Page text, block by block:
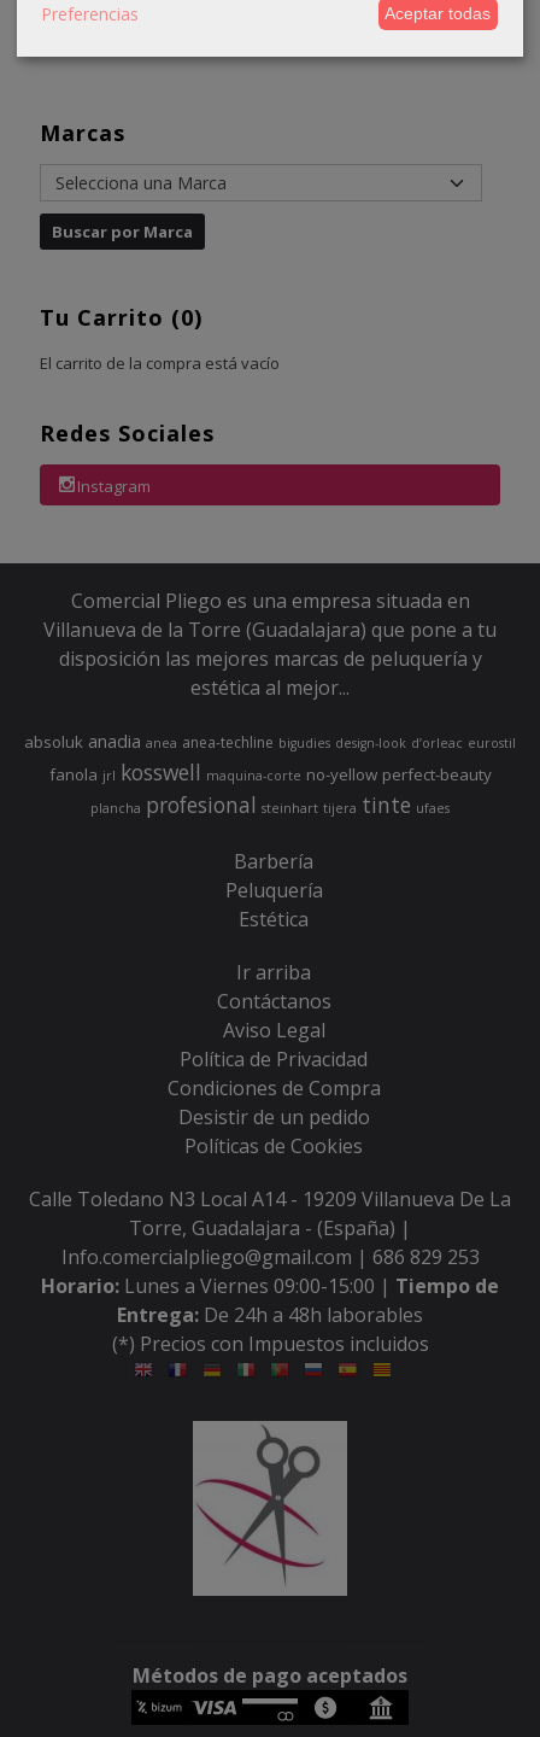
Marcas
Tu Carrito (0)
El carrito de la compra está vacío
Redes Sociales
Instagram
Comercial Pliego es una empresa situada en
Villanueva de la Torre (Guadalajara) que pone a tu
disposición las mejores marcas de peluquería y
estética al mejor...
absoluk anadia anea anea-techline bigudies design-look d’orleac eurostil
fanola jrl kosswell maquina-corte no-yellow perfect-beauty
plancha profesional steinhart tijera tinte ufaes
Barbería
Peluquería
Estética
Ir arriba
Contáctanos
Aviso Legal
Política de Privacidad
Condiciones de Compra
Desistir de un pedido
Políticas de Cookies
Calle Toledano N3 Local A14 - 19209 Villanueva De La
Torre, Guadalajara - (España) |
Info.comercialpliego@gmail.com | 686 829 253
Horario: Lunes a Viernes 09:00-15:00 | Tiempo de
Entrega: De 24h a 48h laborables
(*) Precios con Impuestos incluidos
Métodos de pago aceptados
Preferencias Aceptar todas